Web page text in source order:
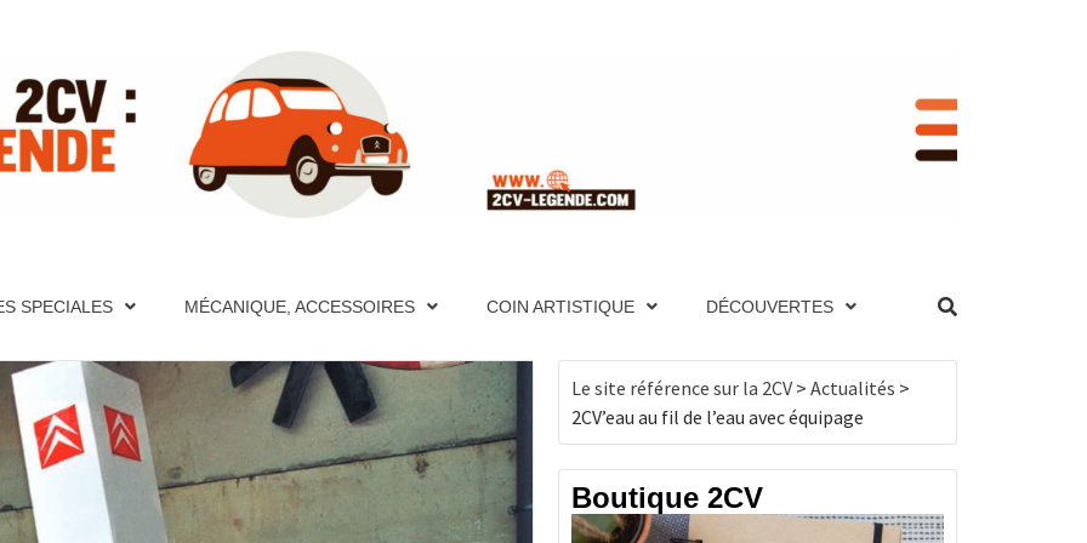
RÉFÉRENCE
LA 2CV
PHOTOS, AIDE MÉCANIQUE ET PAGES TECHNIQUES, MOTEUR, TRANSMISSION, ÉLECTRICITÉ,
DÉTAILLÉES DE TOUTES LES 2CV PAR ANNÉE, BOUTIQUE DE PRODUITS DÉRIVÉS…
SPECIALES MÉCANIQUE, ACCESSOIRES COIN ARTISTIQUE DÉCOUVERTES
Le site référence sur la 2CV > Actualités >
2CV’eau au fil de l’eau avec équipage
Boutique 2CV